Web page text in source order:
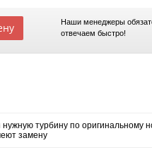
Наши менеджеры
отвечаем быстро!
турбину по оригинальному
замену